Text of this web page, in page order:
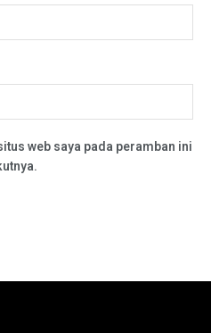
web saya pada peramban ini